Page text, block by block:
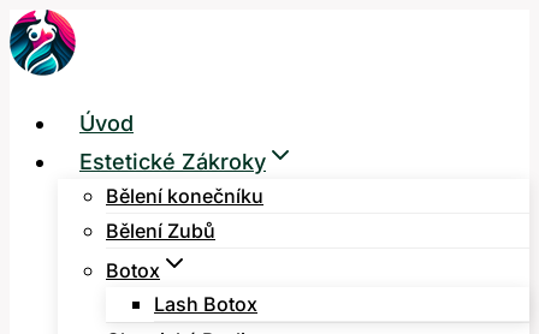
Přeskočit
na
Úvod
Estetické Zákroky
Bělení konečníku
Bělení Zubů
Botox
Lash Botox